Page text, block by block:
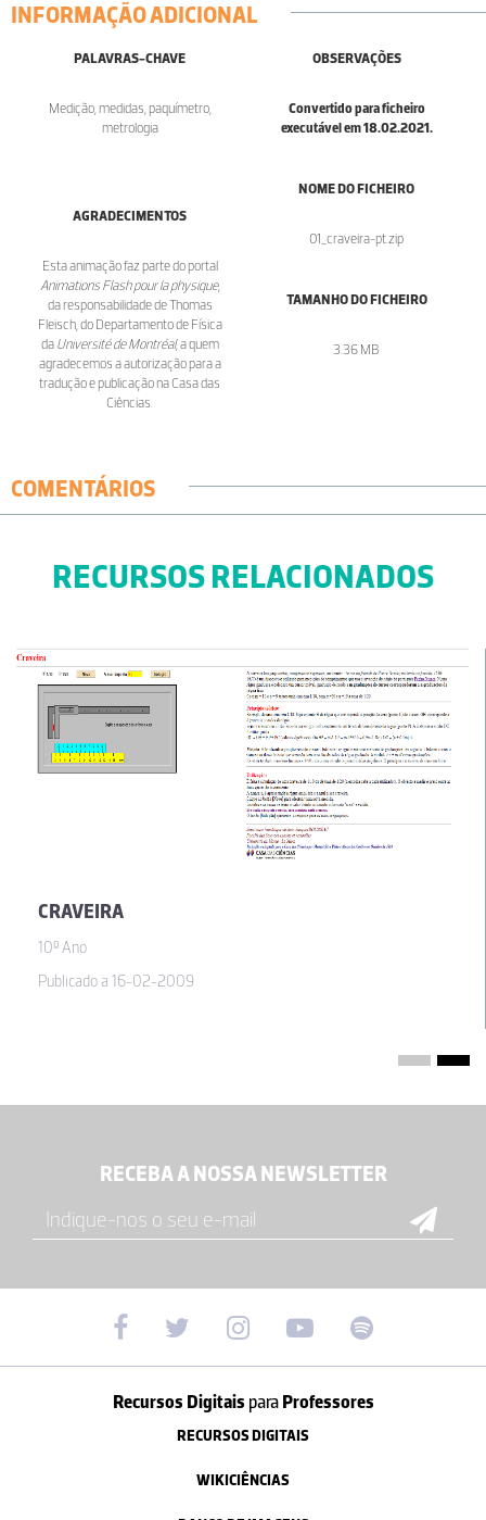
INFORMAÇÃO ADICIONAL
PALAVRAS-CHAVE
Medição, medidas, paquímetro,
metrologia
OBSERVAÇÕES
Convertido para ficheiro
executável em 18.02.2021.
AGRADECIMENTOS
Esta animação faz parte do portal
Animations Flash pour la physique,
da responsabilidade de Thomas
Fleisch, do Departamento de Física
da Université de Montréal, a quem
agradecemos a autorização para a
tradução e publicação na Casa das
Ciências.
NOME DO FICHEIRO
01_craveira-pt.zip
TAMANHO DO FICHEIRO
3.36 MB
COMENTÁRIOS
RECURSOS RELACIONADOS
CRAVEIRA
10º Ano
Publicado a 16-02-2009
RECEBA A NOSSA NEWSLETTER
Recursos Digitais paraProfessores
RECURSOS DIGITAIS
WIKICIÊNCIAS